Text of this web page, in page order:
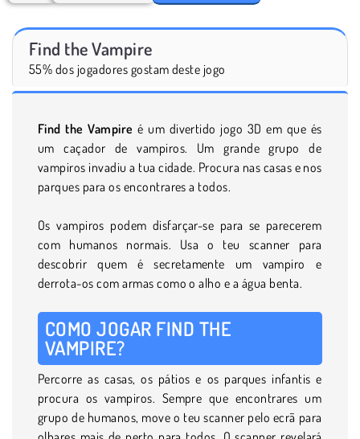
Find the Vampire
55% dos jogadores gostam deste jogo
Find the Vampire é um divertido jogo 3D em que és
um caçador de vampiros. Um grande grupo de
vampiros invadiu a tua cidade. Procura nas casas e nos
parques para os encontrares a todos.
Os vampiros podem disfarçar-se para se parecerem
com humanos normais. Usa o teu scanner para
descobrir quem é secretamente um vampiro e
derrota-os com armas como o alho e a água benta.
COMO JOGAR FIND THE
VAMPIRE?
Percorre as casas, os pátios e os parques infantis e
procura os vampiros. Sempre que encontrares um
grupo de humanos, move o teu scanner pelo ecrã para